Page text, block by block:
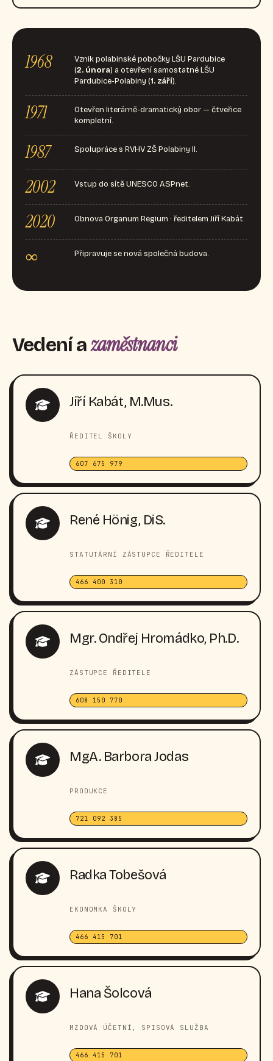
1968
Vznik polabinské pobočky LŠU Pardubice
(2. února) a otevření samostatné LŠU
Pardubice-Polabiny (1. září).
1971
Otevřen literárně-dramatický obor — čtveřice
kompletní.
1987 Spolupráce s RVHV ZŠ Polabiny II.
2002 Vstup do sítě UNESCO ASPnet.
2020 Obnova Organum Regium · ředitelem Jiří Kabát.
∞ Připravuje se nová společná budova.
Vedení azaměstnanci
Jiří Kabát, M.Mus.
ŘEDITEL ŠKOLY
607 675 979
René Hönig, DiS.
STATUTÁRNÍ ZÁSTUPCE ŘEDITELE
466 400 310
Mgr. Ondřej Hromádko, Ph.D.
ZÁSTUPCE ŘEDITELE
608 150 770
MgA. Barbora Jodas
PRODUKCE
721 092 385
Radka Tobešová
EKONOMKA ŠKOLY
466 415 701
Hana Šolcová
MZDOVÁ ÚČETNÍ, SPISOVÁ SLUŽBA
466 415 701